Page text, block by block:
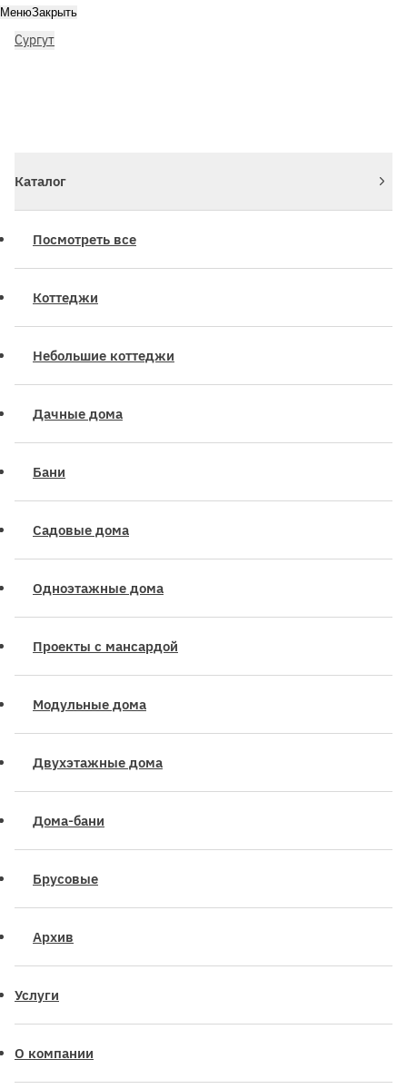
Сургут
МенюЗакрыть
Каталог
Посмотреть все
Коттеджи
Небольшие коттеджи
Дачные дома
Бани
Садовые дома
Одноэтажные дома
Проекты с мансардой
Модульные дома
Двухэтажные дома
Дома-бани
Брусовые
Архив
Услуги
О компании